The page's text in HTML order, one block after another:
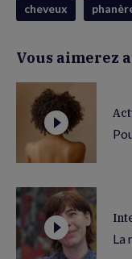
cheveux
Vous aimerez
La